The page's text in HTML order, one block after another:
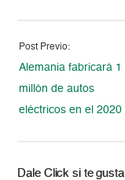
Post Previo:
Alemania fabricará 1
millón de autos
eléctricos en el 2020
Dale Click si te gusta